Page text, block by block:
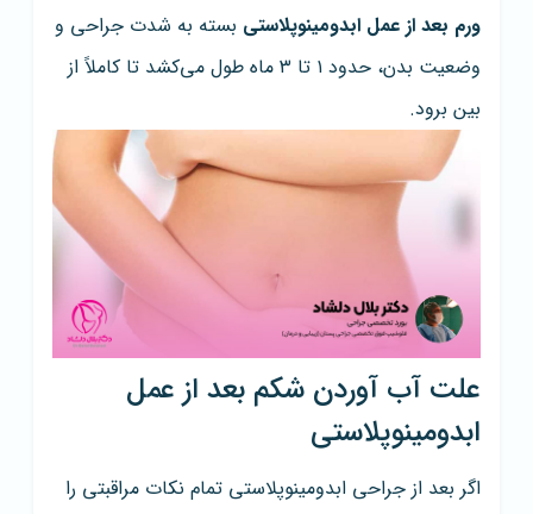
ورم بعد از عمل ابدومینوپلاستی بسته به شدت جراحی و
وضعیت بدن، حدود ۱ تا ۳ ماه طول می‌کشد تا کاملاً از
بین برود.
علت آب آوردن شکم بعد از عمل
ابدومینوپلاستی
اگر بعد از جراحی ابدومینوپلاستی تمام نکات مراقبتی را